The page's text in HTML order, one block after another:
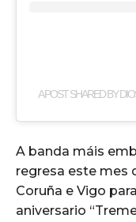
A POST SHARED BY
A banda máis
regresa este mes
Coruña e Vigo
aniversario